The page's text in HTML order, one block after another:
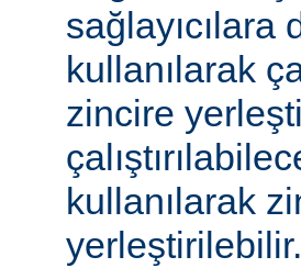
sağlayıcılara
kullanılarak
zincire
kullanılarak